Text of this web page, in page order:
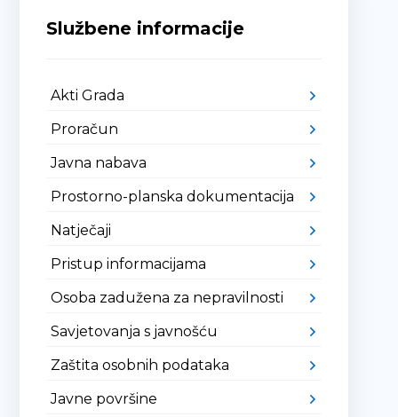
Službene informacije
Akti Grada
Proračun
Javna nabava
Prostorno-planska dokumentacija
Natječaji
Pristup informacijama
Osoba zadužena za nepravilnosti
Savjetovanja s javnošću
Zaštita osobnih podataka
Javne površine